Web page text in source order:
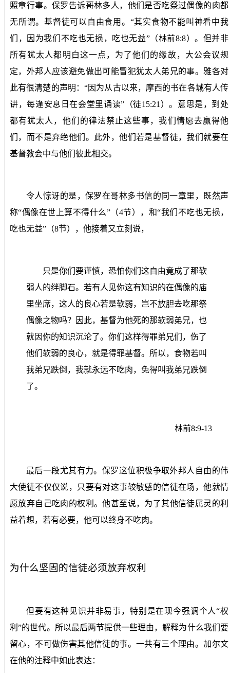
照章行事。保罗告诉哥林多人，他们是否吃祭过偶像的肉都
无所谓。基督徒可以自由食用。“其实食物不能叫神看中我
们，因为我们不吃也无损，吃也无益”（林前8:8）。但并非
所有犹太人都明白这一点，为了他们的缘故，大公会议规
定，外邦人应该避免做出可能冒犯犹太人弟兄的事。雅各对
此有很清楚的声明：“因为从古以来，摩西的书在各城有人传
讲，每逢安息日在会堂里诵读”（徒15:21 ）。意思是，到处
都有犹太人，他们的律法禁止这些事，我们情愿去赢得他
们，而不是弃绝他们。此外，他们若是基督徒，我们就要在
基督教会中与他们彼此相交。
令人惊讶的是，保罗在哥林多书信的同一章里，既然声
称“偶像在世上算不得什么”（4节），和“我们不吃也无损，
吃也无益”（8节），他接着又立刻说，
只是你们要谨慎，恐怕你们这自由竟成了那软
弱人的绊脚石。若有人见你这有知识的在偶像的庙
里坐席，这人的良心若是软弱，岂不放胆去吃那祭
偶像之物吗？因此，基督为他死的那软弱弟兄，也
就因你的知识沉沦了。你们这样得罪弟兄们，伤了
他们软弱的良心，就是得罪基督。所以，食物若叫
我弟兄跌倒，我就永远不吃肉，免得叫我弟兄跌倒
了。
林前8:9-13
最后一段尤其有力。保罗这位积极争取外邦人自由的伟
大使徒不仅仅说，只要有对这事较敏感的信徒在场，他就情
愿放弃自己吃肉的权利。他甚至说，为了其他信徒属灵的利
益着想，若有必要，他可以终身不吃肉。
为什么坚固的信徒必须放弃权利
但要有这种见识并非易事，特别是在现今强调个人“权
利”的世代。所以最后两节提供一些理由，解释为什么我们要
留心，不可做伤害其他信徒的事。一共有三个理由。加尔文
在他的注释中如此表达：